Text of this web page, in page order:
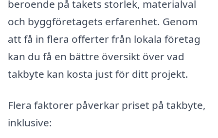
beroende på takets storlek, materialval
och byggföretagets erfarenhet. Genom
att få in flera offerter från lokala företag
kan du få en bättre översikt över vad
takbyte kan kosta just för ditt projekt.
Flera faktorer påverkar priset på takbyte,
inklusive: